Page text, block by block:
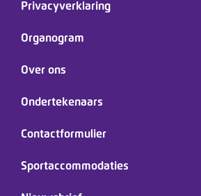
Privacyverklaring
Organogram
Over ons
Ondertekenaars
Contactformulier
Sportaccommodaties